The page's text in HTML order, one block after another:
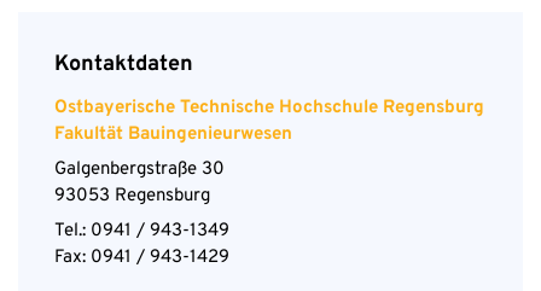
Kontaktdaten
Ostbayerische Technische Hochschule Regensburg
Fakultät Bauingenieurwesen
Galgenbergstraße 30
93053 Regensburg
Tel.: 0941 / 943-1349
Fax: 0941 / 943-1429